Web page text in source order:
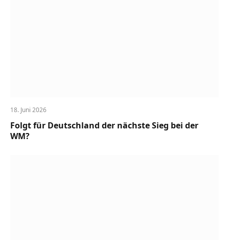
18. Juni 2026
Folgt für Deutschland der nächste Sieg bei der
WM?